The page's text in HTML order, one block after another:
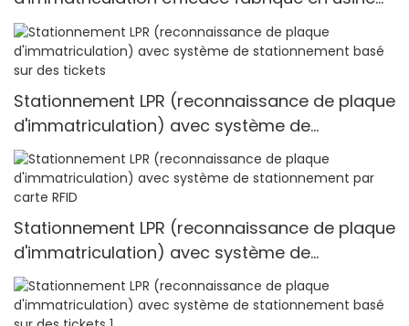
chinoise avec système de stationnement de
voiture intelligent avec caméra Hd
Stationnement LPR (reconnaissance de plaque
d'immatriculation) avec système de
stationnement basé sur des tickets
Stationnement LPR (reconnaissance de plaque
d'immatriculation) avec système de
stationnement par carte RFID